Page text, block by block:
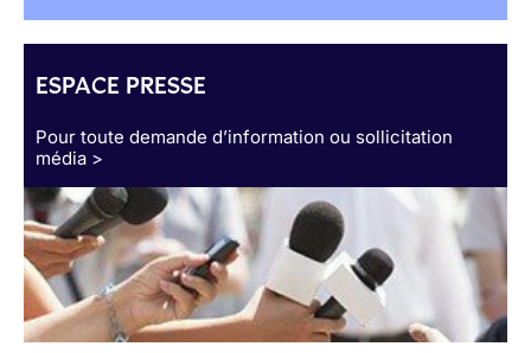
ESPACE PRESSE
Pour toute demande d’information ou sollicitation
média >